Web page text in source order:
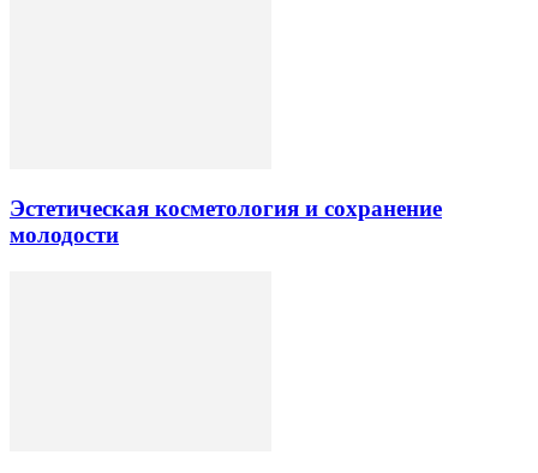
Эстетическая косметология и сохранение
молодости